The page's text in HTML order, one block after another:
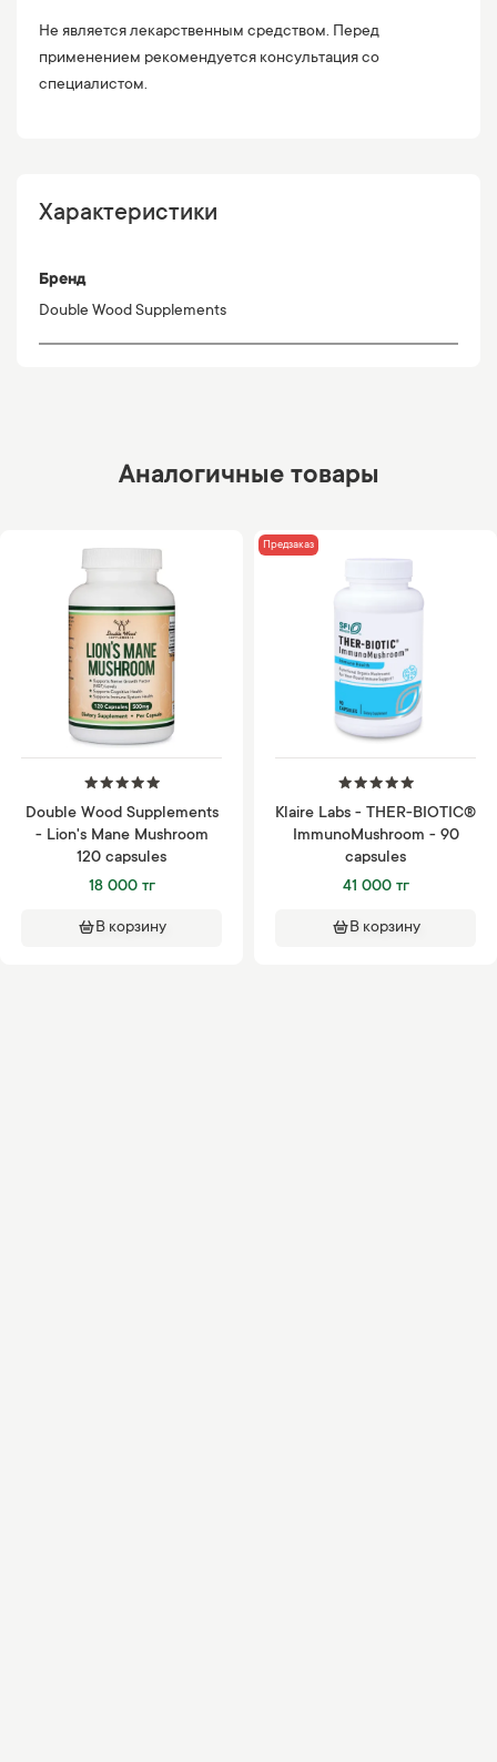
Не является лекарственным средством. Перед
применением рекомендуется консультация со
специалистом.
Характеристики
Бренд
Double Wood Supplements
Аналогичные товары
Double Wood Supplements
- Lion's Mane Mushroom
120 capsules
18 000 тг
В корзину
Предзаказ
Klaire Labs - THER-BIOTIC®
ImmunoMushroom - 90
capsules
41 000 тг
В корзину